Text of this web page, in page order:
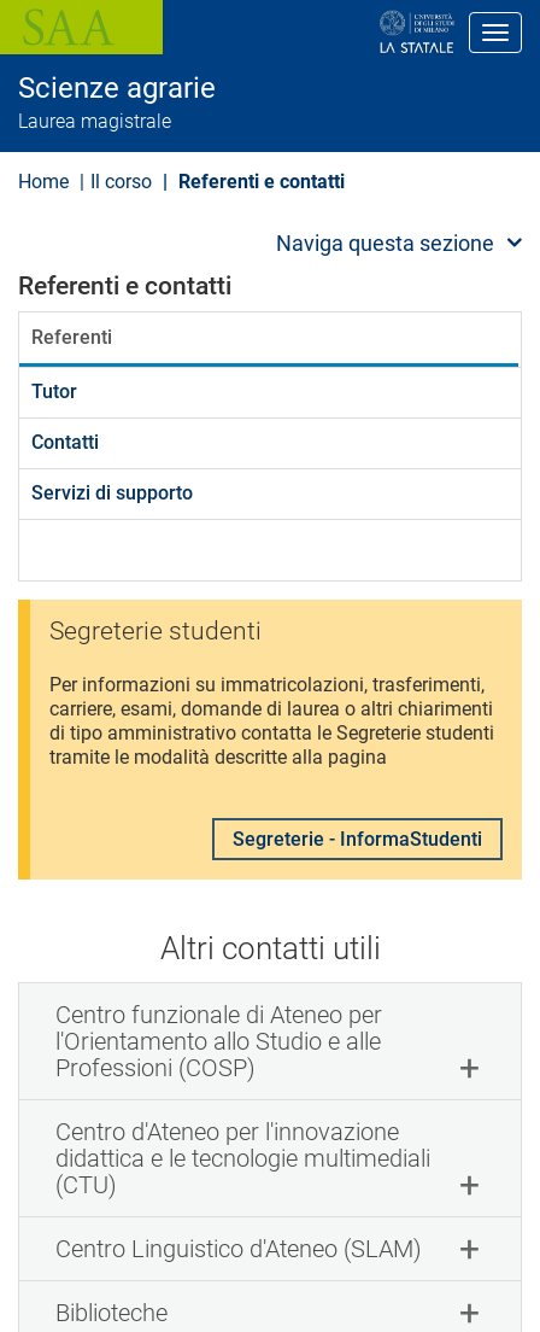
l
c
Scienze agrarie
Laurea magistrale
Home Il corso Referenti e contatti
Naviga questa sezione
Referenti e contatti
Referenti
Tutor
Contatti
Servizi di supporto
Segreterie studenti
Per informazioni su immatricolazioni, trasferimenti,
carriere, esami, domande di laurea o altri chiarimenti
di tipo amministrativo contatta le Segreterie studenti
tramite le modalità descritte alla pagina
Segreterie - InformaStudenti
Altri contatti utili
Centro funzionale di Ateneo per
l'Orientamento allo Studio e alle
Professioni (COSP)
Centro d'Ateneo per l'innovazione
didattica e le tecnologie multimediali
(CTU)
Centro Linguistico d'Ateneo (SLAM)
Biblioteche